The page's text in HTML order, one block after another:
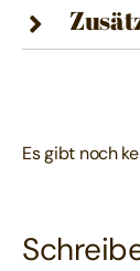
Es gibt noch